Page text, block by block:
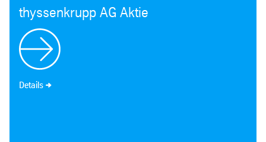
thyssenkrupp AG Aktie
Details